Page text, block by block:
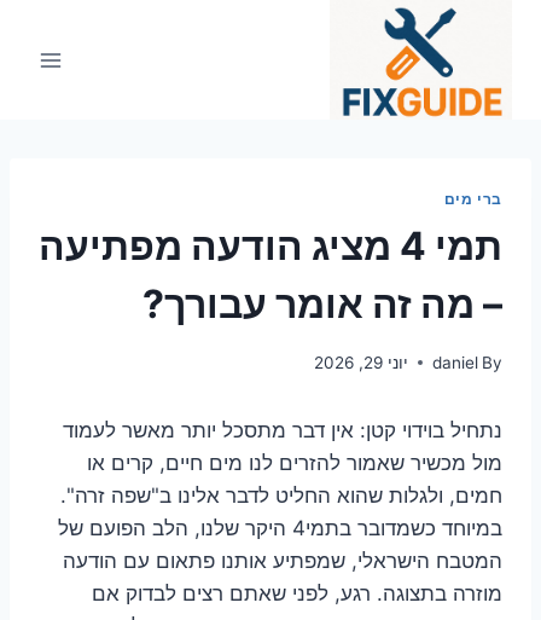
ברי מים
תמי 4 מציג הודעה מפתיעה
– מה זה אומר עבורך?
By
daniel יוני 29, 2026
נתחיל בוידוי קטן: אין דבר מתסכל יותר מאשר לעמוד
מול מכשיר שאמור להזרים לנו מים חיים, קרים או
חמים, ולגלות שהוא החליט לדבר אלינו ב"שפה זרה".
במיוחד כשמדובר בתמי4 היקר שלנו, הלב הפועם של
המטבח הישראלי, שמפתיע אותנו פתאום עם הודעה
מוזרה בתצוגה. רגע, לפני שאתם רצים לבדוק אם